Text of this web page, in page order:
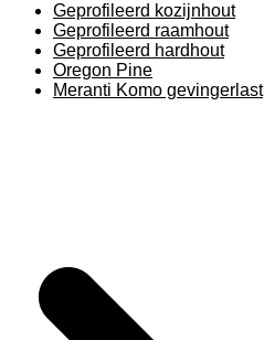
Geprofileerd kozijnhout
Geprofileerd raamhout
Geprofileerd hardhout
Oregon Pine
Meranti Komo gevingerlast